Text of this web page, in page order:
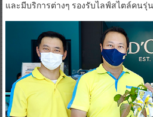
และมีบริการต่างๆ รองรับไลฟ์สไตล์คนรุ่